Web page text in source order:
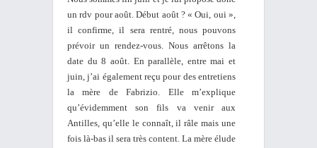
un rdv pour août. Début août ? « Oui, oui »,
il confirme, il sera rentré, nous pouvons
prévoir un rendez-vous. Nous arrêtons la
date du 8 août. En parallèle, entre mai et
juin, j’ai également reçu pour des entretiens
la mère de Fabrizio. Elle m’explique
qu’évidemment son fils va venir aux
Antilles, qu’elle le connaît, il râle mais une
fois là-bas il sera très content. La mère élude